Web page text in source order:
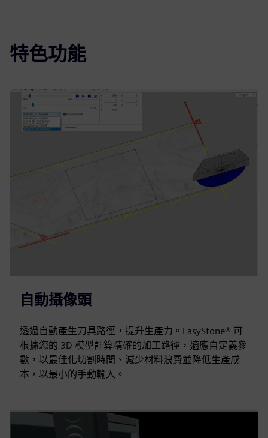
特色功能
自動攝像頭
透過自動產生刀具路徑，提升生產力。EasyStone® 可
根據您的 3D 模型計算精確的加工路徑，適應自定義參
數，以最佳化切割時間、減少材料浪費並降低生產成
本，以最小的手動輸入。